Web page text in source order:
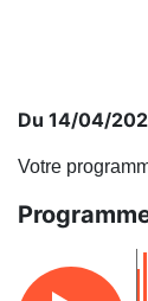
Du 14/04/
Votre